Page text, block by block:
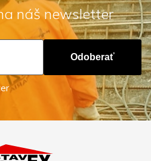
náš newsletter
Odoberať